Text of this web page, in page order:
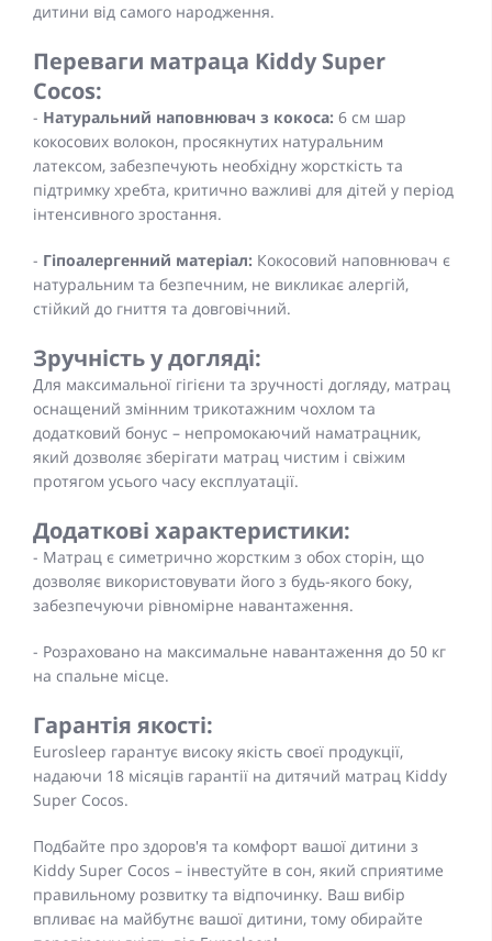
дитини від самого народження.
Переваги матраца Kiddy Super
Cocos:
- Натуральний наповнювач з кокоса: 6 см шар
кокосових волокон, просякнутих натуральним
латексом, забезпечують необхідну жорсткість та
підтримку хребта, критично важливі для дітей у період
інтенсивного зростання.
- Гіпоалергенний матеріал: Кокосовий наповнювач є
натуральним та безпечним, не викликає алергій,
стійкий до гниття та довговічний.
Зручність у догляді:
Для максимальної гігієни та зручності догляду, матрац
оснащений змінним трикотажним чохлом та
додатковий бонус – непромокаючий наматрацник,
який дозволяє зберігати матрац чистим і свіжим
протягом усього часу експлуатації.
Додаткові характеристики:
- Матрац є симетрично жорстким з обох сторін, що
дозволяє використовувати його з будь-якого боку,
забезпечуючи рівномірне навантаження.
- Розраховано на максимальне навантаження до 50 кг
на спальне місце.
Гарантія якості:
Eurosleep гарантує високу якість своєї продукції,
надаючи 18 місяців гарантії на дитячий матрац Kiddy
Super Cocos.
Подбайте про здоров'я та комфорт вашої дитини з
Kiddy Super Cocos – інвестуйте в сон, який сприятиме
правильному розвитку та відпочинку. Ваш вибір
впливає на майбутнє вашої дитини, тому обирайте